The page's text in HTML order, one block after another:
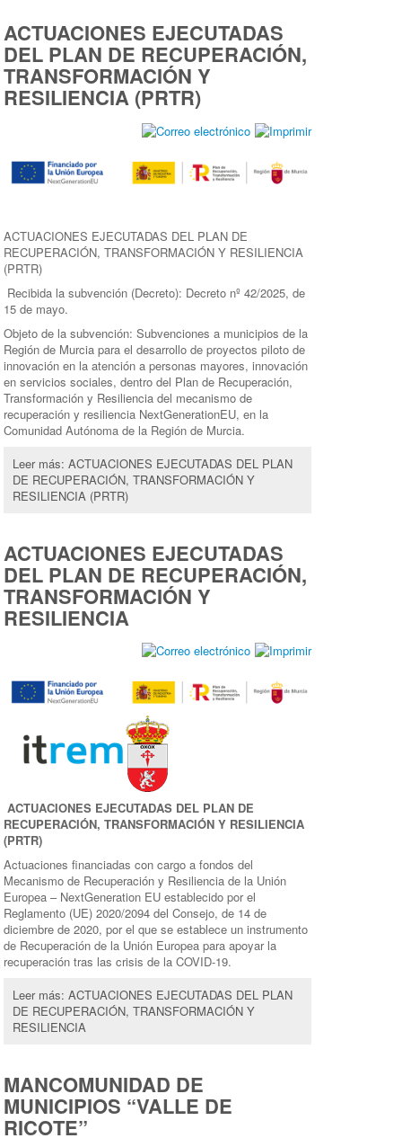
ACTUACIONES EJECUTADAS
DEL PLAN DE RECUPERACIÓN,
TRANSFORMACIÓN Y
RESILIENCIA (PRTR)
ACTUACIONES EJECUTADAS DEL PLAN DE
RECUPERACIÓN, TRANSFORMACIÓN Y RESILIENCIA
(PRTR)
Recibida la subvención (Decreto): Decreto nº 42/2025, de
15 de mayo.
Objeto de la subvención: Subvenciones a municipios de la
Región de Murcia para el desarrollo de proyectos piloto de
innovación en la atención a personas mayores, innovación
en servicios sociales, dentro del Plan de Recuperación,
Transformación y Resiliencia del mecanismo de
recuperación y resiliencia NextGenerationEU, en la
Comunidad Autónoma de la Región de Murcia.
Leer más: ACTUACIONES EJECUTADAS DEL PLAN
DE RECUPERACIÓN, TRANSFORMACIÓN Y
RESILIENCIA (PRTR)
ACTUACIONES EJECUTADAS
DEL PLAN DE RECUPERACIÓN,
TRANSFORMACIÓN Y
RESILIENCIA
ACTUACIONES EJECUTADAS DEL PLAN DE
RECUPERACIÓN, TRANSFORMACIÓN Y RESILIENCIA
(PRTR)
Actuaciones financiadas con cargo a fondos del
Mecanismo de Recuperación y Resiliencia de la Unión
Europea – NextGeneration EU establecido por el
Reglamento (UE) 2020/2094 del Consejo, de 14 de
diciembre de 2020, por el que se establece un instrumento
de Recuperación de la Unión Europea para apoyar la
recuperación tras las crisis de la COVID-19.
Leer más: ACTUACIONES EJECUTADAS DEL PLAN
DE RECUPERACIÓN, TRANSFORMACIÓN Y
RESILIENCIA
MANCOMUNIDAD DE
MUNICIPIOS “VALLE DE
RICOTE”